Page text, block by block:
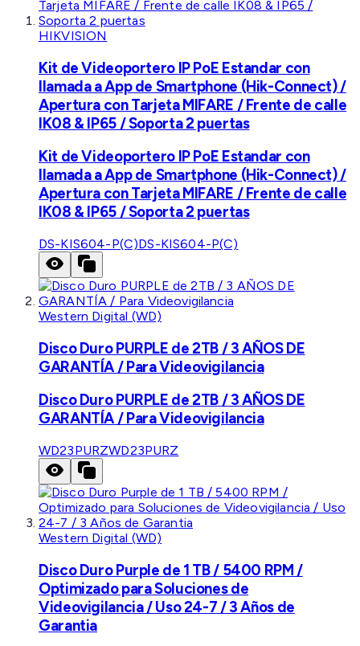
HIKVISION
Kit de Videoportero IP PoE Estandar con
llamada a App de Smartphone (Hik-Connect) /
Apertura con Tarjeta MIFARE / Frente de calle
IK08 & IP65 / Soporta 2 puertas
Kit de Videoportero IP PoE Estandar con
llamada a App de Smartphone (Hik-Connect) /
Apertura con Tarjeta MIFARE / Frente de calle
IK08 & IP65 / Soporta 2 puertas
DS-KIS604-P(C)DS-KIS604-P(C)
Western Digital (WD)
Disco Duro PURPLE de 2TB / 3 AÑOS DE
GARANTÍA / Para Videovigilancia
Disco Duro PURPLE de 2TB / 3 AÑOS DE
GARANTÍA / Para Videovigilancia
WD23PURZWD23PURZ
Western Digital (WD)
Disco Duro Purple de 1 TB / 5400 RPM /
Optimizado para Soluciones de
Videovigilancia / Uso 24-7 / 3 Años de
Garantia